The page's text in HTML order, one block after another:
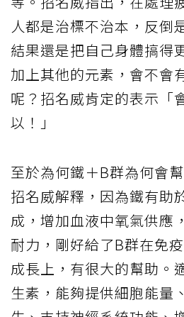
人都是治標不治本，反倒
結果還是把自己身體搞得
加上其他的元素，會不會
呢？招名威肯定的表示「
以！」
至於為何鐵＋B群為何會
招名威解釋，因為鐵有助
成，增加血液中氧氣供應
耐力，剛好給了B群在免
成長上，有很大的幫助。
生素，能夠提供細胞能量